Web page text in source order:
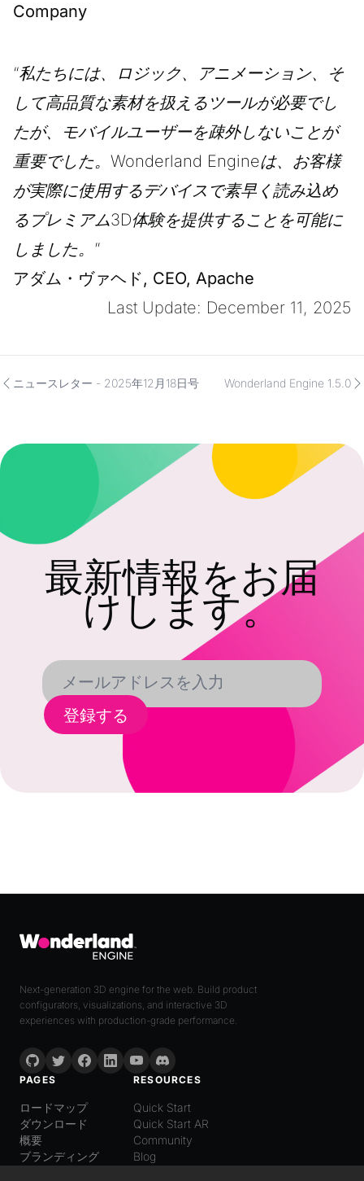
Company
“私たちには、ロジック、アニメーション、そ
して高品質な素材を扱えるツールが必要でし
たが、モバイルユーザーを疎外しないことが
重要でした。Wonderland Engineは、お客様
が実際に使用するデバイスで素早く読み込め
るプレミアム3D体験を提供することを可能に
しました。”
アダム・ヴァヘド, CEO, Apache
Last Update: December 11, 2025
ニュースレター - 2025年12月18日号 Wonderland Engine 1.5.0
最新情報をお届
けします。
登録する
Next-generation 3D engine for the web. Build product
configurators, visualizations, and interactive 3D
experiences with production-grade performance.
PAGES
ロードマップ
ダウンロード
概要
ブランディング
RESOURCES
Quick Start
Quick Start AR
Community
Blog